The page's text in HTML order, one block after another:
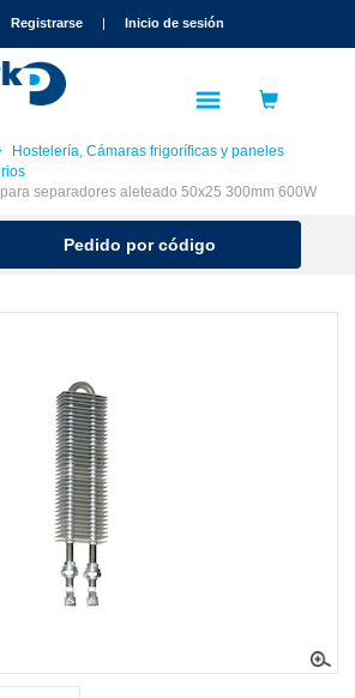
Registrarse | Inicio de sesión
Hostelería, Cámaras frigoríficas y paneles
separadores aleteado 50x25 300mm 600W
Pedido por código